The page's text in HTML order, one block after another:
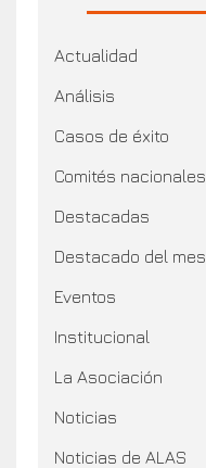
Actualidad
Análisis
Casos de éxito
Comités nacionales
Destacadas
Destacado del mes
Eventos
Institucional
La Asociación
Noticias
Noticias de ALAS